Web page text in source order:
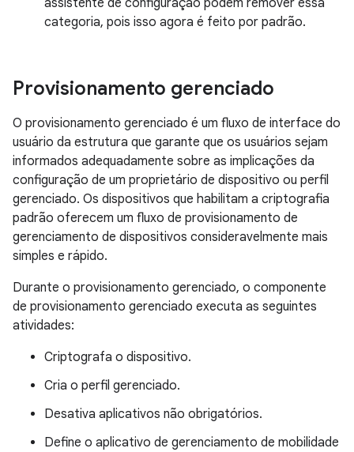
assistente de configuração podem remover essa
categoria, pois isso agora é feito por padrão.
Provisionamento gerenciado
O provisionamento gerenciado é um fluxo de interface do
usuário da estrutura que garante que os usuários sejam
informados adequadamente sobre as implicações da
configuração de um proprietário de dispositivo ou perfil
gerenciado. Os dispositivos que habilitam a criptografia
padrão oferecem um fluxo de provisionamento de
gerenciamento de dispositivos consideravelmente mais
simples e rápido.
Durante o provisionamento gerenciado, o componente
de provisionamento gerenciado executa as seguintes
atividades:
Criptografa o dispositivo.
Cria o perfil gerenciado.
Desativa aplicativos não obrigatórios.
Define o aplicativo de gerenciamento de mobilidade